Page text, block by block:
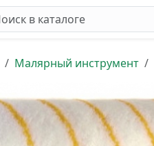
Малярный инструмент